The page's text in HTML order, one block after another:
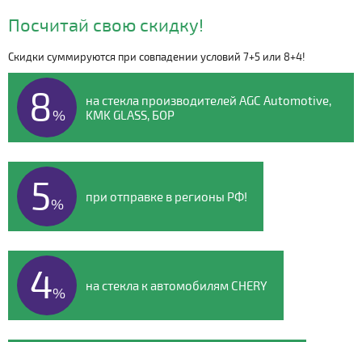
Видео о компании
Посчитай свою скидку!
Скидки суммируются при совпадении условий 7+5 или 8+4!
8%
на стекла производителей AGC Automotive,
KMK GLASS, БОР
5% при отправке в регионы РФ!
4% на стекла к автомобилям CHERY